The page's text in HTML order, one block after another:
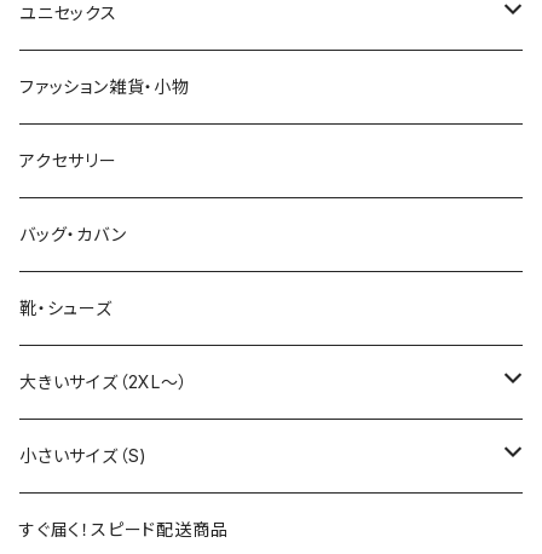
トップス
Tシャツ（半袖・五分袖）
Tシャツ（長袖・七分袖）
トレーナー・スウェット
ボトムス
パンツ
デニム・ジーパン
セットアップ
アウター・ジャケット（春秋用）
コート
ジャケット
アウター・ジャケット（冬用）
コート
ジャケット
ユニセックス
トップス
Ｔシャツ・カットソー（半袖・五分袖）
Tシャツ・カットソー（長袖・七分袖）
ボトムス
パンツ
デニム・ジーパン
アウター・ジャケット
コート
ジャケット
セットアップ
ファッション雑貨・小物
アクセサリー
バッグ・カバン
靴・シューズ
大きいサイズ（2XL～）
2XL
トップス
3XL
小さいサイズ（S)
トップス
すぐ届く！スピード配送商品